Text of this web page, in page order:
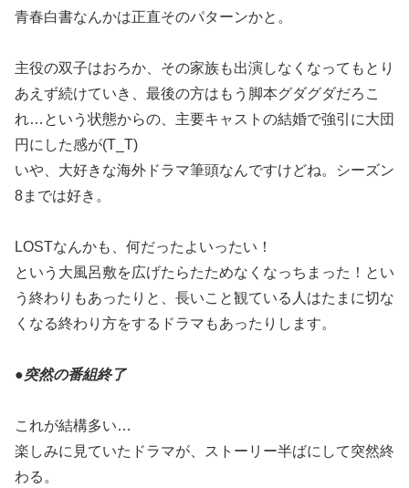
青春白書なんかは正直そのパターンかと。
主役の双子はおろか、その家族も出演しなくなってもとり
あえず続けていき、最後の方はもう脚本グダグダだろこ
れ…という状態からの、主要キャストの結婚で強引に大団
円にした感が(T_T)
いや、大好きな海外ドラマ筆頭なんですけどね。シーズン
8までは好き。
LOSTなんかも、何だったよいったい！
という大風呂敷を広げたらたためなくなっちまった！とい
う終わりもあったりと、長いこと観ている人はたまに切な
くなる終わり方をするドラマもあったりします。
●突然の番組終了
これが結構多い…
楽しみに見ていたドラマが、ストーリー半ばにして突然終
わる。